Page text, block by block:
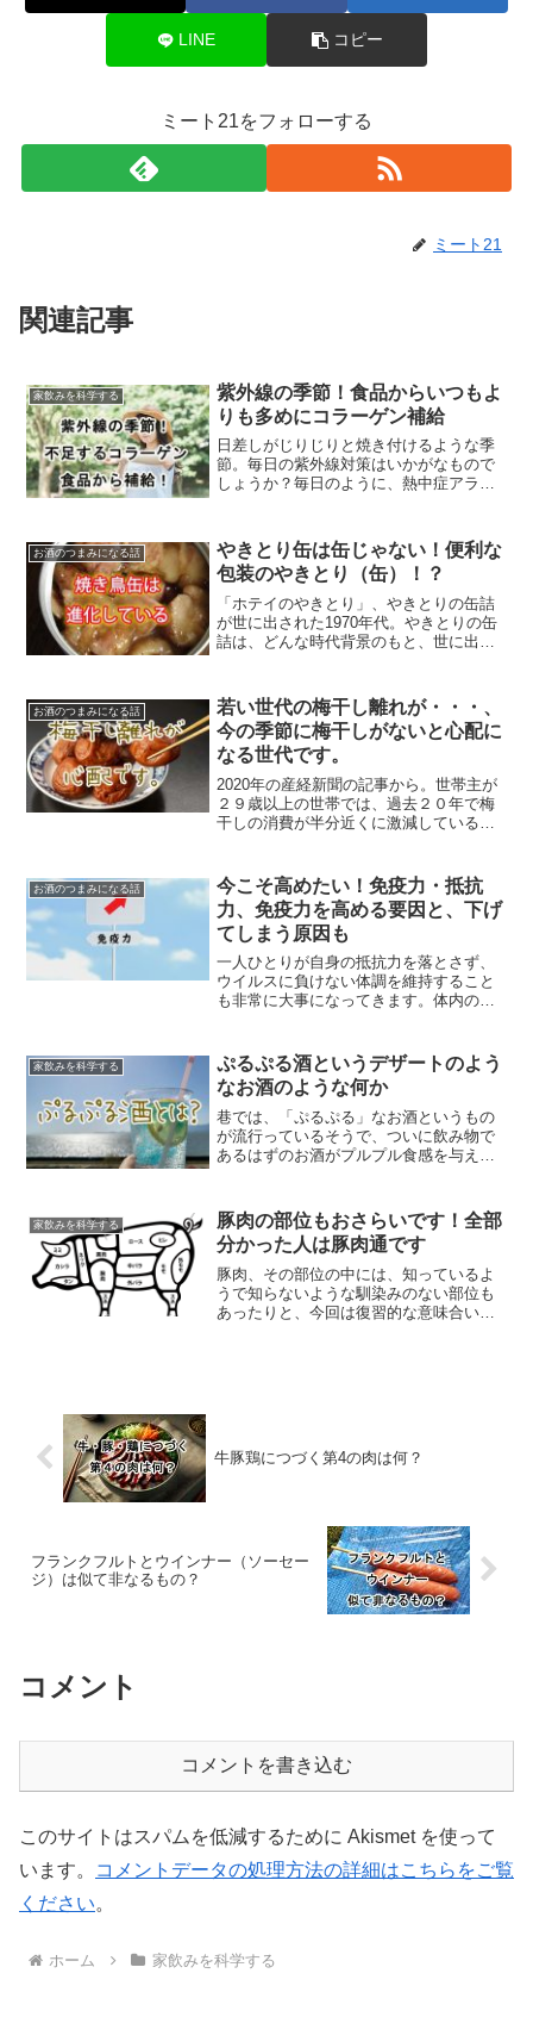
LINE コピー
ミート21をフォローする
ミート21
関連記事
家飲みを科学する
紫外線の季節！食品からいつもよ
りも多めにコラーゲン補給
日差しがじりじりと焼き付けるような季
節。毎日の紫外線対策はいかがなもので
しょうか？毎日のように、熱中症アラー
の皮膚が紫外線を受けると、多くの分解
酵素を生成するそうで、それらの分解酵
素はコラーゲンを分解し、皮膚中のコラ
ーゲンも大きく影響を受けてしまいま
す。
お酒のつまみになる話
やきとり缶は缶じゃない！便利な
包装のやきとり（缶）！？
「ホテイのやきとり」、やきとりの缶詰
が世に出された1970年代。やきとりの缶
詰は、どんな時代背景のもと、世に出て
お酒のつまみになる話
若い世代の梅干し離れが・・・、
今の季節に梅干しがないと心配に
なる世代です。
2020年の産経新聞の記事から。世帯主が
２９歳以上の世帯では、過去２０年で梅
干しの消費が半分近くに激減しているそ
お酒のつまみになる話
今こそ高めたい！免疫力・抵抗
力、免疫力を高める要因と、下げ
てしまう原因も
一人ひとりが自身の抵抗力を落とさず、
ウイルスに負けない体調を維持すること
も非常に大事になってきます。体内の免
積極的に摂ることも必要だと思います。
緑茶も注目を集めていますね。
家飲みを科学する
ぷるぷる酒というデザートのよう
なお酒のような何か
巷では、「ぷるぷる」なお酒というもの
が流行っているそうで、ついに飲み物で
あるはずのお酒がプルプル食感を与えら
なのか、いろいろと考えさせられます
が、先日、流行りに乗っかってみたとこ
ろの感想を交えてレポートしてみたい。
家飲みを科学する
豚肉の部位もおさらいです！全部
分かった人は豚肉通です
豚肉、その部位の中には、知っているよ
うで知らないような馴染みのない部位も
あったりと、今回は復習的な意味合いも
牛豚鶏につづく第4の肉は何？
フランクフルトとウインナー（ソーセー
ジ）は似て非なるもの？
コメント
コメントを書き込む
このサイトはスパムを低減するために Akismet を使って
います。
コメントデータの処理方法の詳細はこちらをご覧
ください。
ホーム 家飲みを科学する